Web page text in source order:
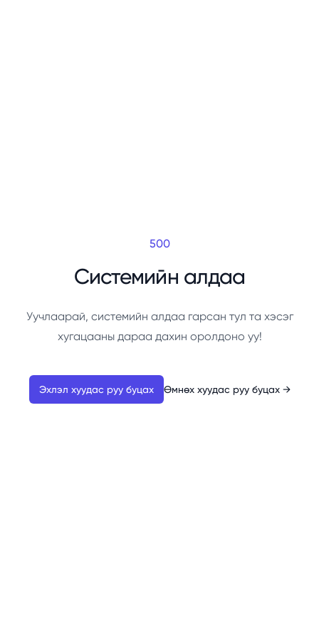
500
Системийн алдаа
Уучлаарай, системийн алдаа гарсан тул та хэсэг
хугацааны дараа дахин оролдоно уу!
Эхлэл хуудас руу буцах Өмнөх хуудас руу буцах →